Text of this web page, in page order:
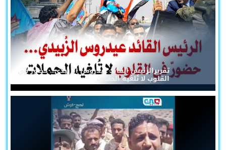
تقريرالرئيس القائد عيدروس الزُبيدي... حضورٌ في
القلوب لا تُلغيه الحملات